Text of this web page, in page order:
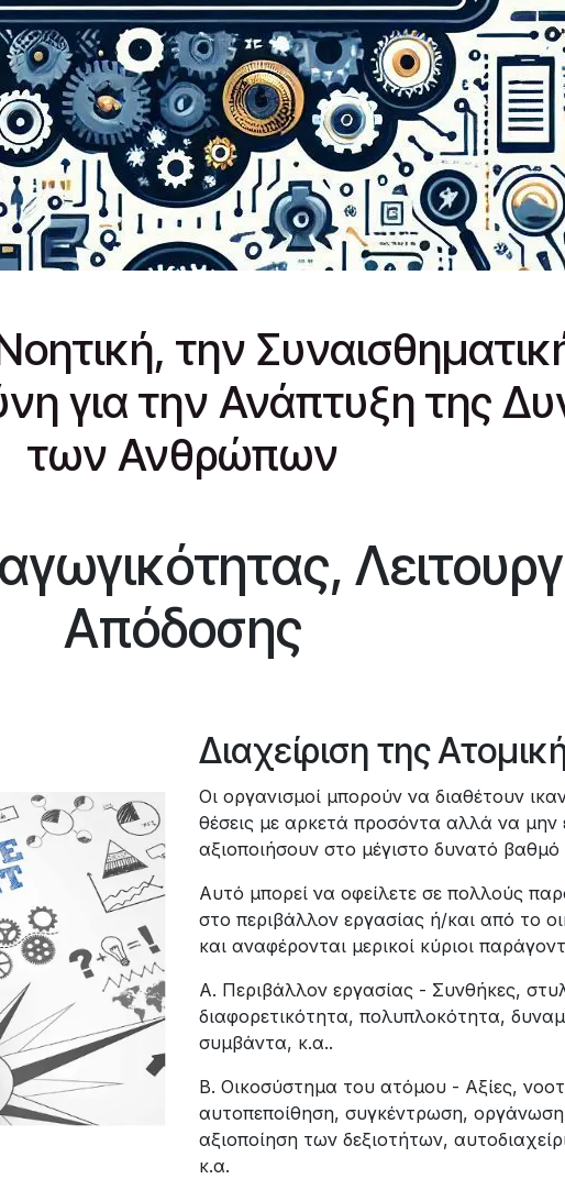
την
για την Ανάπτυξη της
των Ανθρώπων
Απόδοσης
Διαχείριση της
Oι οργανισμοί μπορούν να διαθέτουν
θέσεις με αρκετά προσόντα αλλά να μην
αξιοποιήσουν στο μέγιστο δυνατό βαθμό
Αυτό μπορεί να οφείλετε σε πολλούς
στο περιβάλλον εργασίας ή/και από το
και αναφέρονται μερικοί κύριοι
Α. Περιβάλλον εργασίας - Συνθήκες,
διαφορετικότητα, πολυπλοκότητα,
συμβάντα, κ.α..
Β. Οικοσύστημα του ατόμου - Αξίες,
αυτοπεποίθηση, συγκέντρωση,
αξιοποίηση των δεξιοτήτων,
κ.α.